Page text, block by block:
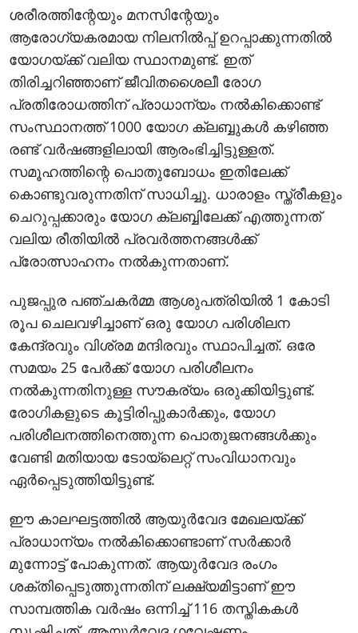
ശരീരത്തിന്റേയും മനസിന്റേയും
ആരോഗ്യകരമായ നിലനില്‍പ്പ് ഉറപ്പാക്കുന്നതില്‍
യോഗയ്ക്ക് വലിയ സ്ഥാനമുണ്ട്. ഇത്
തിരിച്ചറിഞ്ഞാണ് ജീവിതശൈലീ രോഗ
പ്രതിരോധത്തിന് പ്രാധാന്യം നല്‍കിക്കൊണ്ട്
സംസ്ഥാനത്ത് 1000 യോഗ ക്ലബ്ബുകള്‍ കഴിഞ്ഞ
രണ്ട് വര്‍ഷങ്ങളിലായി ആരംഭിച്ചിട്ടുള്ളത്.
സമൂഹത്തിന്റെ പൊതുബോധം ഇതിലേക്ക്
കൊണ്ടുവരുന്നതിന് സാധിച്ചു. ധാരാളം സ്ത്രീകളും
ചെറുപ്പക്കാരും യോഗ ക്ലബ്ബിലേക്ക് എത്തുന്നത്
വലിയ രീതിയില്‍ പ്രവര്‍ത്തനങ്ങള്‍ക്ക്
പ്രോത്സാഹനം നല്‍കുന്നതാണ്.
പുജപ്പുര പഞ്ചകര്‍മ്മ ആശുപത്രിയില്‍ 1 കോടി
രൂപ ചെലവഴിച്ചാണ് ഒരു യോഗ പരിശിലന
കേന്ദ്രവും വിശ്രമ മന്ദിരവും സ്ഥാപിച്ചത്. ഒരേ
സമയം 25 പേര്‍ക്ക് യോഗ പരിശീലനം
നല്‍കുന്നതിനുള്ള സൗകര്യം ഒരുക്കിയിട്ടുണ്ട്.
രോഗികളുടെ കൂട്ടിരിപ്പുകാര്‍ക്കും, യോഗ
പരിശീലനത്തിനെത്തുന്ന പൊതുജനങ്ങള്‍ക്കും
വേണ്ടി മതിയായ ടോയ്‌ലെറ്റ് സംവിധാനവും
ഏര്‍പ്പെടുത്തിയിട്ടുണ്ട്.
ഈ കാലഘട്ടത്തില്‍ ആയുര്‍വേദ മേഖലയ്ക്ക്
പ്രാധാന്യം നല്‍കിക്കൊണ്ടാണ് സര്‍ക്കാര്‍
മുന്നോട്ട് പോകുന്നത്. ആയുര്‍വേദ രംഗം
ശക്തിപ്പെടുത്തുന്നതിന് ലക്ഷ്യമിട്ടാണ് ഈ
സാമ്പത്തിക വര്‍ഷം ഒന്നിച്ച് 116 തസ്തികകള്‍